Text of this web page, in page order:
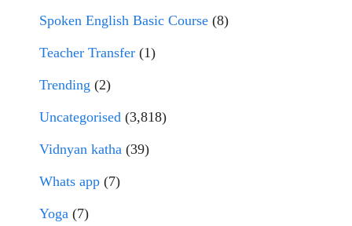
Spoken English Basic Course (8)
Teacher Transfer (1)
Trending (2)
Uncategorised (3,818)
Vidnyan katha (39)
Whats app (7)
Yoga (7)